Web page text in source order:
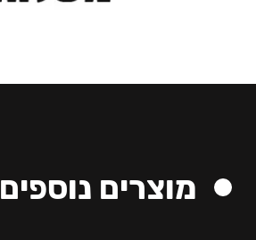
מוצרים נוספים